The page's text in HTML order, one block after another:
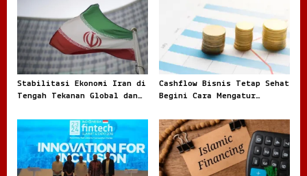
Stabilitasi Ekonomi Iran di
Tengah Tekanan Global dan
Cashflow Bisnis Tetap Sehat
Begini Cara Mengatur
Tercampur Uang Pribadi